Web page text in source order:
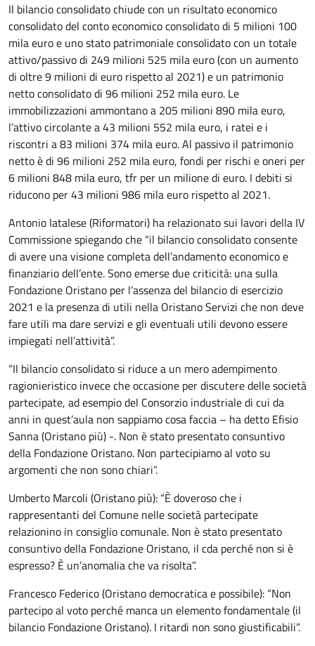
Il bilancio consolidato chiude con un risultato economico
consolidato del conto economico consolidato di 5 milioni 100
mila euro e uno stato patrimoniale consolidato con un totale
attivo/passivo di 249 milioni 525 mila euro (con un aumento
di oltre 9 milioni di euro rispetto al 2021) e un patrimonio
netto consolidato di 96 milioni 252 mila euro. Le
immobilizzazioni ammontano a 205 milioni 890 mila euro,
l’attivo circolante a 43 milioni 552 mila euro, i ratei e i
riscontri a 83 milioni 374 mila euro. Al passivo il patrimonio
netto è di 96 milioni 252 mila euro, fondi per rischi e oneri per
6 milioni 848 mila euro, tfr per un milione di euro. I debiti si
riducono per 43 milioni 986 mila euro rispetto al 2021.
Antonio Iatalese (Riformatori) ha relazionato sui lavori della IV
Commissione spiegando che “il bilancio consolidato consente
di avere una visione completa dell’andamento economico e
finanziario dell’ente. Sono emerse due criticità: una sulla
Fondazione Oristano per l’assenza del bilancio di esercizio
2021 e la presenza di utili nella Oristano Servizi che non deve
fare utili ma dare servizi e gli eventuali utili devono essere
impiegati nell’attività”.
“Il bilancio consolidato si riduce a un mero adempimento
ragionieristico invece che occasione per discutere delle società
partecipate, ad esempio del Consorzio industriale di cui da
anni in quest’aula non sappiamo cosa faccia – ha detto Efisio
Sanna (Oristano più) -. Non è stato presentato consuntivo
della Fondazione Oristano. Non partecipiamo al voto su
argomenti che non sono chiari”.
Umberto Marcoli (Oristano più): “È doveroso che i
rappresentanti del Comune nelle società partecipate
relazionino in consiglio comunale. Non è stato presentato
consuntivo della Fondazione Oristano, il cda perché non si è
espresso? È un’anomalia che va risolta”.
Francesco Federico (Oristano democratica e possibile): “Non
partecipo al voto perché manca un elemento fondamentale (il
bilancio Fondazione Oristano). I ritardi non sono giustificabili”.